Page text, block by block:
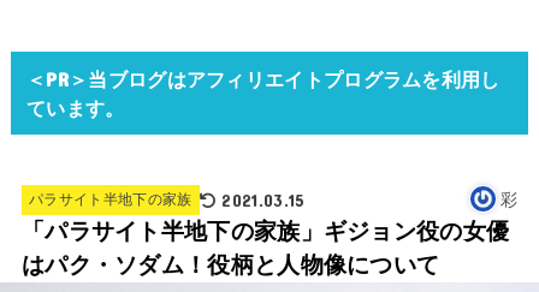
＜PR＞当ブログはアフィリエイトプログラムを利用し
ています。
パラサイト半地下の家族 2021.03.15 彩
「パラサイト半地下の家族」ギジョン役の女優
はパク・ソダム！役柄と人物像について